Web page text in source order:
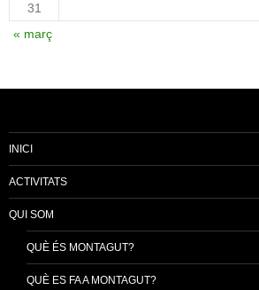
31
« març
INICI
ACTIVITATS
QUI SOM
QUÈ ÉS MONTAGUT?
QUÈ ES FA A MONTAGUT?